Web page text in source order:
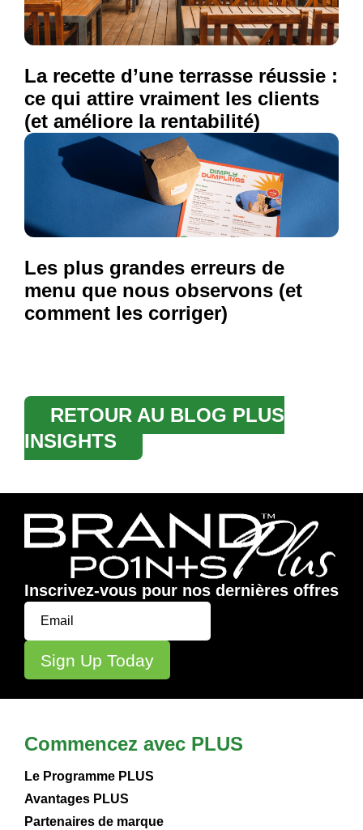
La recette d’une terrasse réussie :
ce qui attire vraiment les clients
(et améliore la rentabilité)
Les plus grandes erreurs de
menu que nous observons (et
comment les corriger)
RETOUR AU BLOG PLUS
INSIGHTS
Inscrivez-vous pour nos dernières offres
Commencez avec PLUS
Le Programme PLUS
Avantages PLUS
Partenaires de marque